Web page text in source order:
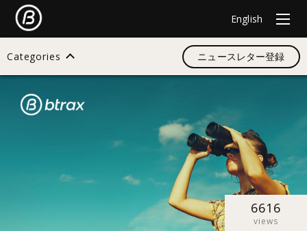
English
Categories
検索
すべて
デザイン
ニュースレター登録
6616
views